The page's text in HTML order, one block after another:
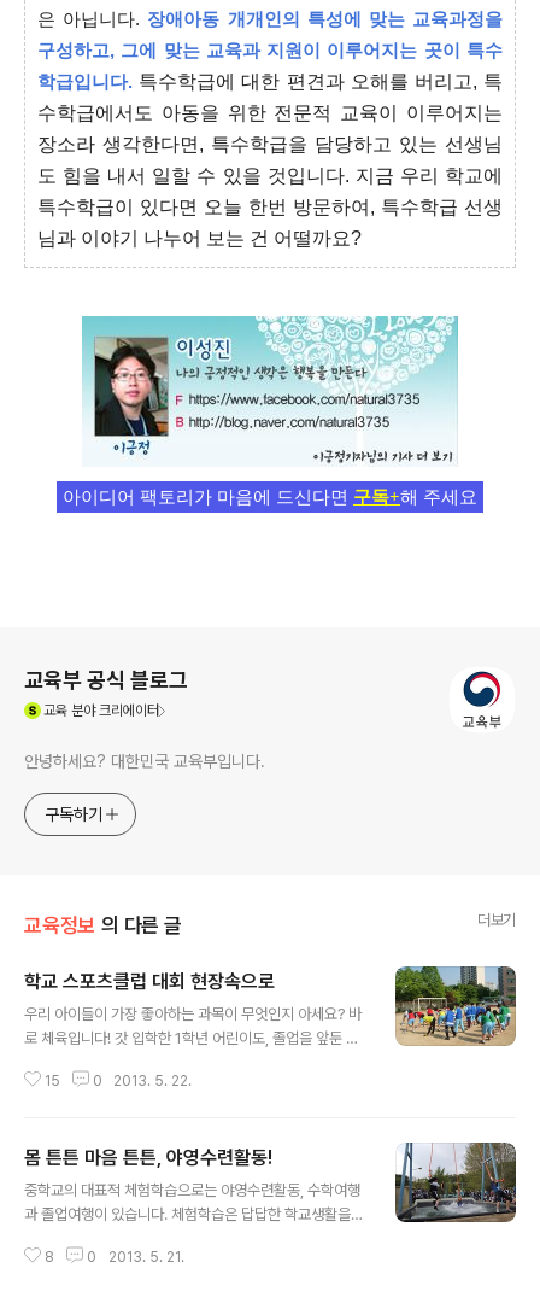
은 아닙니다. 장애아동 개개인의 특성에 맞는 교육과정을
구성하고, 그에 맞는 교육과 지원이 이루어지는 곳이 특수
학급입니다. 특수학급에 대한 편견과 오해를 버리고, 특
수학급에서도 아동을 위한 전문적 교육이 이루어지는
장소라 생각한다면, 특수학급을 담당하고 있는 선생님
도 힘을 내서 일할 수 있을 것입니다. 지금 우리 학교에
특수학급이 있다면 오늘 한번 방문하여, 특수학급 선생
님과 이야기 나누어 보는 건 어떨까요?
아이디어 팩토리가 마음에 드신다면 구독+해 주세요
교육부 공식 블로그
교육분야 크리에이터
안녕하세요? 대한민국 교육부입니다.
구독하기
교육정보 의 다른 글 더보기
학교 스포츠클럽 대회 현장속으로
우리 아이들이 가장 좋아하는 과목이 무엇인지 아세요? 바
로 체육입니다! 갓 입학한 1학년 어린이도, 졸업을 앞둔 사
육’이랍니다. 시간표에 다른 과목이 있을 때는 절대 나오지
장에서 해요?” 수업 전 질문이 가장 많은 과목이 체육이라
는 사실이 재미있기도 한데요, 그만큼 우리 어린이들은 바
깥 활동을 좋아하고 움직이고 싶어 한다고 볼 수 있을 것입
록 청소년들의 운동능력은 떨어지고 운동시간은 부족해지
15 0 2013. 5. 22.
몸 튼튼 마음 튼튼, 야영수련활동!
중학교의 대표적 체험학습으로는 야영수련활동, 수학여행
과 졸업여행이 있습니다. 체험학습은 답답한 학교생활을
기회이기 때문에 학생들 스스로 몸과 마음이 많이 커지고
8 0 2013. 5. 21.